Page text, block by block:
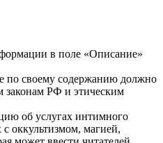
в поле «Описание»
по своему содержанию должно
законам РФ и этическим
об услугах интимного
с оккультизмом, магией,